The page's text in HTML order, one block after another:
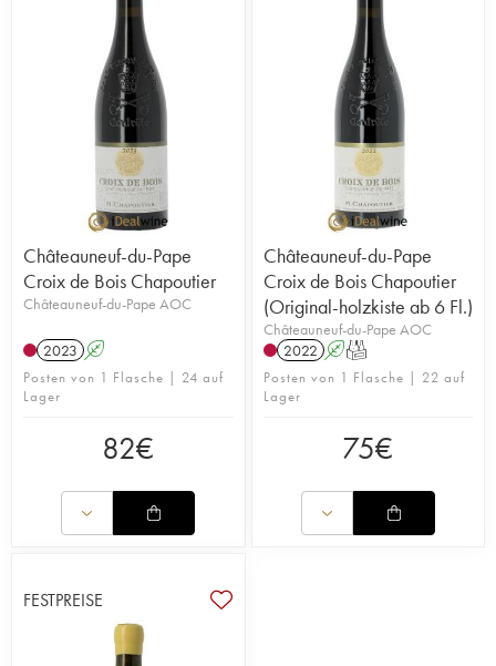
Châteauneuf-du-Pape
Croix de Bois Chapoutier
Châteauneuf-du-Pape AOC
2023 A
Posten von 1 Flasche | 24 auf
Lager
82€
Châteauneuf-du-Pape
Croix de Bois Chapoutier
(Original-holzkiste ab 6 Fl.)
Châteauneuf-du-Pape AOC
2022 AT
Posten von 1 Flasche | 22 auf
Lager
75€
FESTPREISE